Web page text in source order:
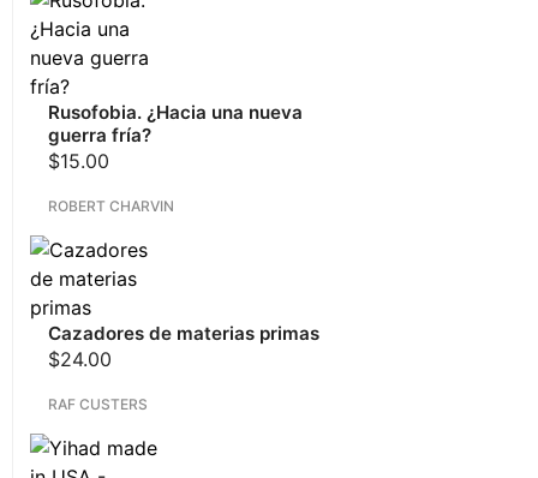
Rusofobia. ¿Hacia una nueva
guerra fría?
$15.00
ROBERT CHARVIN
Cazadores de materias primas
$24.00
RAF CUSTERS